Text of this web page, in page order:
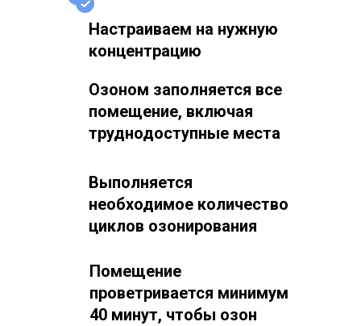
Настраиваем на нужную
концентрацию
Выполняется
необходимое количество
циклов озонирования
Помещение
проветривается минимум
40 минут, чтобы озон
Озоном заполняется все
помещение, включая
труднодоступные места